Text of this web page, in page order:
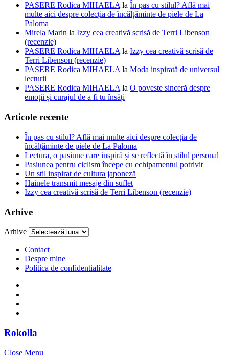
PASERE Rodica MIHAELA la În pas cu stilul? Află mai
multe aici despre colecția de încălțăminte de piele de La
Paloma
Mirela Marin la Izzy cea creativă scrisă de Terri Libenson
(recenzie)
PASERE Rodica MIHAELA la Izzy cea creativă scrisă de
Terri Libenson (recenzie)
PASERE Rodica MIHAELA la Moda inspirată de universul
lecturii
PASERE Rodica MIHAELA la O poveste sinceră despre
emoții și curajul de a fi tu însăți
Articole recente
În pas cu stilul? Află mai multe aici despre colecția de
încălțăminte de piele de La Paloma
Lectura, o pasiune care inspiră și se reflectă în stilul personal
Pasiunea pentru ciclism începe cu echipamentul potrivit
Un stil inspirat de cultura japoneză
Hainele transmit mesaje din suflet
Izzy cea creativă scrisă de Terri Libenson (recenzie)
Arhive
Arhive
Contact
Despre mine
Politica de confidentialitate
Rokolla
Close Menu